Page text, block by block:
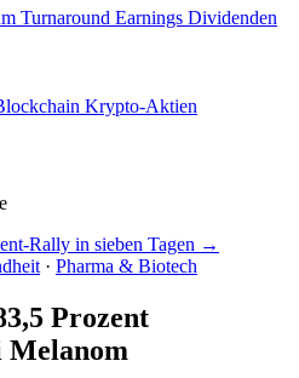
Turnaround Earnings Dividenden
Krypto-Aktien
Rally in sieben Tagen →
· Pharma & Biotech
Prozent
Melanom